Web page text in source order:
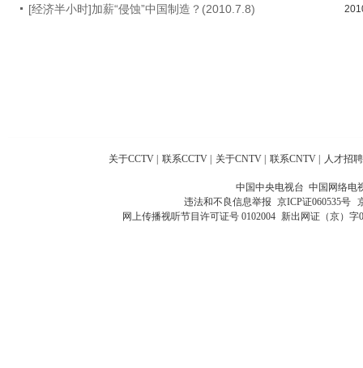
[经济半小时]加薪“侵蚀”中国制造？(2010.7.8)
关于CCTV | 联系CCTV | 关于CNTV | 联系CNTV | 人才招聘
中国中央电视台 中国网络电
违法和不良信息举报 京ICP证060535号
网上传播视听节目许可证号 0102004 新出网证（京）